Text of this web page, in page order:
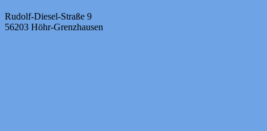
Rudolf-Diesel-Straße 9
56203 Höhr-Grenzhausen